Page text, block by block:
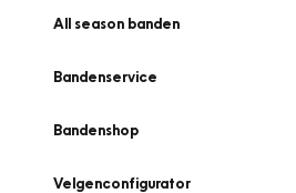
All season banden
Bandenservice
Bandenshop
Velgenconfigurator